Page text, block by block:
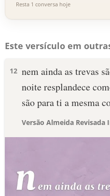
Resta 1 conversa hoje
Este versículo em
12 nem ainda as trevas
noite resplandece
são para ti a mesma
Versão Almeida Revisada